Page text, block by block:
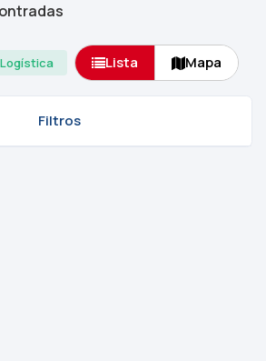
Lista Mapa
Filtros